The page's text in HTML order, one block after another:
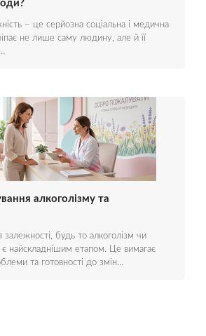
– це серйозна соціальна і медична
не лише саму людину, але й її
алкоголізму та
залежності, будь то алкоголізм чи
є найскладнішим етапом. Це вимагає
та готовності до змін…